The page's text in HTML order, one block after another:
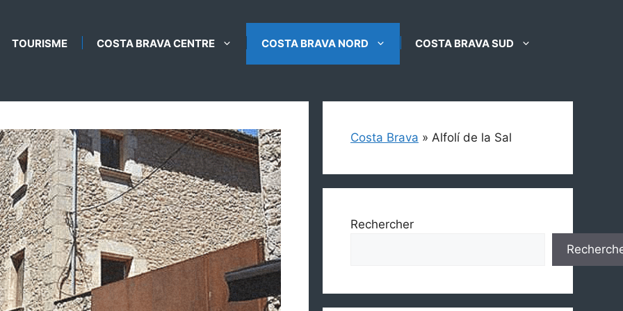
TOURISME COSTA BRAVA CENTRE COSTA BRAVA NORD COSTA BRAVA SUD
Costa Brava » Alfolí de la Sal
Rechercher